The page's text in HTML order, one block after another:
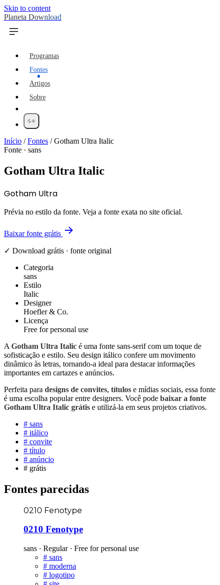
Skip to content
Planeta Download
Programas
Fontes
Artigos
Sobre
Início /Fontes /Gotham Ultra Italic
Fonte · sans
Gotham Ultra Italic
Gotham Ultra
Prévia no estilo da fonte. Veja a fonte exata no site oficial.
Baixar fonte grátis
✓ Download grátis · fonte original
Categoria
sans
Estilo
Italic
Designer
Hoefler & Co.
Licença
Free for personal use
A Gotham Ultra Italic é uma fonte sans-serif com um toque de
sofisticação e estilo. Seu design itálico confere um movimento
dinâmico às letras, tornando-a ideal para destacar informações
importantes em cartazes e anúncios.
Perfeita para designs de convites, títulos e mídias sociais, essa fonte
é uma escolha popular entre designers. Você pode baixar a fonte
Gotham Ultra Italic grátis e utilizá-la em seus projetos criativos.
# sans
# itálico
# convite
# título
# anúncio
# grátis
Fontes parecidas
0210 Fenotype
0210 Fenotype
sans · Regular · Free for personal use
# sans
# moderna
# logotipo